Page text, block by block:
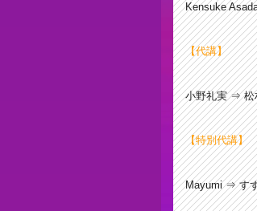
Kensuke
【代講】
小野礼実 ⇒ 松
【特別代講】
Mayumi⇒ す